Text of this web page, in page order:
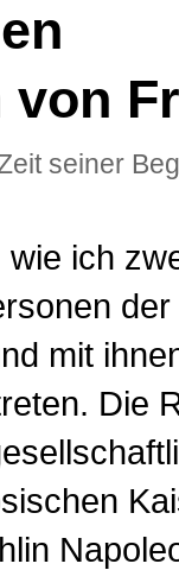
von
seiner
ich
mit
Die